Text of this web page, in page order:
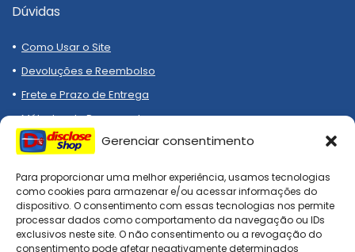
Gerenciar consentimento
Para proporcionar uma melhor experiência, usamos tecnologias
como cookies para armazenar e/ou acessar informações do
dispositivo. O consentimento com essas tecnologias nos permite
processar dados como comportamento da navegação ou IDs
exclusivos neste site. O não consentimento ou a revogação do
consentimento pode afetar negativamente determinados
Dúvidas
Como Usar o Site
Devoluções e Reembolso
Frete e Prazo de Entrega
Métodos de Pagamento
Compre melhor, compra
segura!